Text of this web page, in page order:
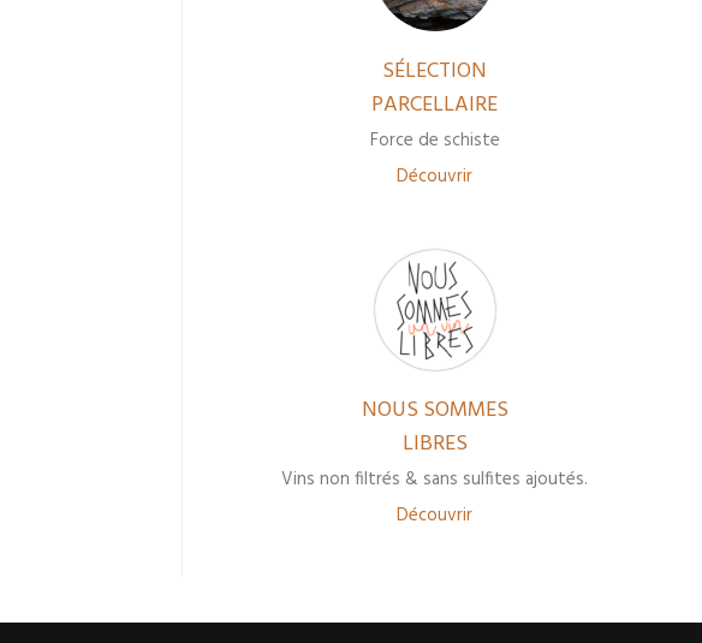
SÉLECTION
PARCELLAIRE
Force de schiste
Découvrir
NOUS SOMMES
LIBRES
Vins non filtrés & sans sulfites ajoutés.
Découvrir